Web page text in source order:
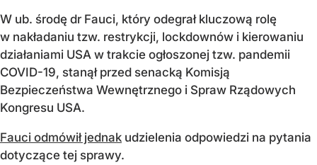
W ub. środę dr Fauci, który odegrał kluczową rolę
w nakładaniu tzw. restrykcji, lockdownów i kierowaniu
działaniami USA w trakcie ogłoszonej tzw. pandemii
COVID-19, stanął przed senacką Komisją
Bezpieczeństwa Wewnętrznego i Spraw Rządowych
Kongresu USA.
Fauci odmówił jednak udzielenia odpowiedzi na pytania
dotyczące tej sprawy.